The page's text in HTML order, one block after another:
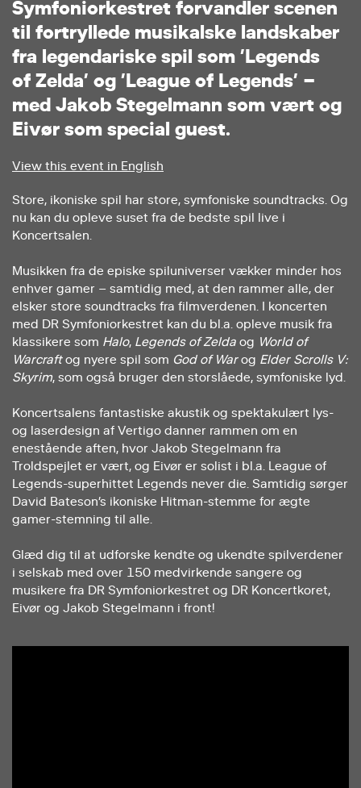
Symfoniorkestret forvandler scenen
til fortryllede musikalske landskaber
fra legendariske spil som ’Legends
of Zelda’ og ’League of Legends’ –
med Jakob Stegelmann som vært og
Eivør som special guest.
View this event in English
Store, ikoniske spil har store, symfoniske soundtracks. Og
nu kan du opleve suset fra de bedste spil live i
Koncertsalen.
Musikken fra de episke spiluniverser vækker minder hos
enhver gamer – samtidig med, at den rammer alle, der
elsker store soundtracks fra filmverdenen. I koncerten
med DR Symfoniorkestret kan du bl.a. opleve musik fra
klassikere som Halo, Legends of Zelda og World of
Warcraftog nyere spil som God of Warog Elder Scrolls V:
Skyrim, som også bruger den storslåede, symfoniske lyd.
Koncertsalens fantastiske akustik og spektakulært lys-
og laserdesign af Vertigo danner rammen om en
enestående aften, hvor Jakob Stegelmann fra
Troldspejlet er vært, og Eivør er solist i bl.a. League of
Legends-superhittet Legends never die. Samtidig sørger
David Bateson’s ikoniske Hitman-stemme for ægte
gamer-stemning til alle.
Glæd dig til at udforske kendte og ukendte spilverdener
i selskab med over 150 medvirkende sangere og
musikere fra DR Symfoniorkestret og DR Koncertkoret,
Eivør og Jakob Stegelmann i front!